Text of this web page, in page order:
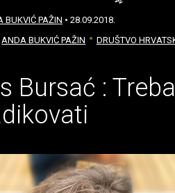
BUKVIĆ PAŽIN • 28.09.2018.
ANDA BUKVIĆ PAŽIN DRUŠTVO
Bursać :